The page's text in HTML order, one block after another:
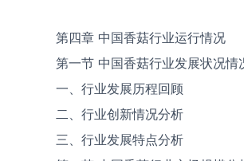
第四章 中国香菇行业运行情况
第一节 中国香菇行业发展状况情
一、行业发展历程回顾
二、行业创新情况分析
三、行业发展特点分析